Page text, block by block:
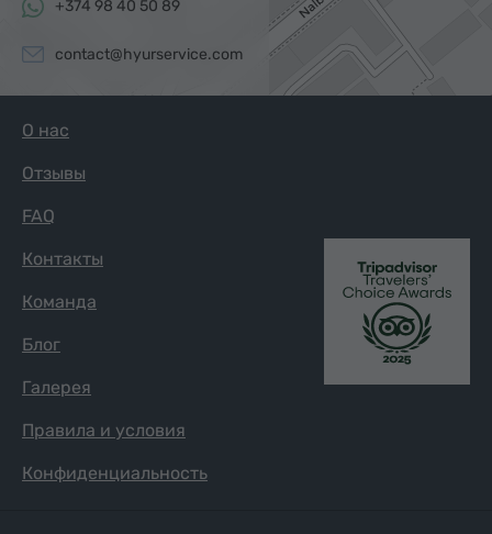
+374 98 40 50 89
contact@hyurservice.com
О нас
Отзывы
FAQ
Контакты
Команда
Блог
Галерея
Правила и условия
Конфиденциальность